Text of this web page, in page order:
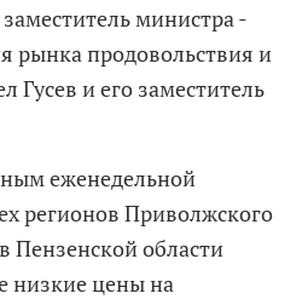
министра -
рынка продовольствия и
Гусев и его заместитель
еженедельной
регионов Приволжского
Пензенской области
низкие цены на